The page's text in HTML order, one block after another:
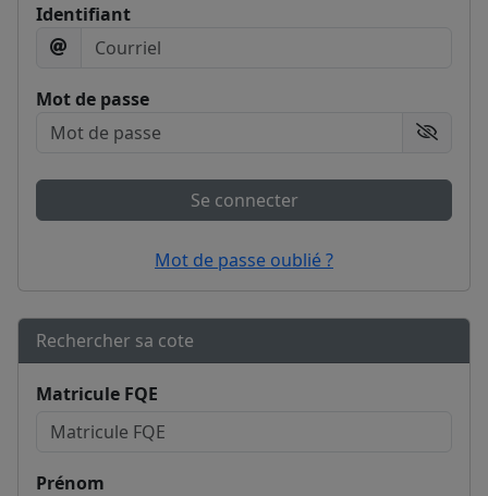
Identifiant
Mot de passe
Afficher
Se connecter
Mot de passe oublié ?
Rechercher sa cote
Matricule FQE
Prénom